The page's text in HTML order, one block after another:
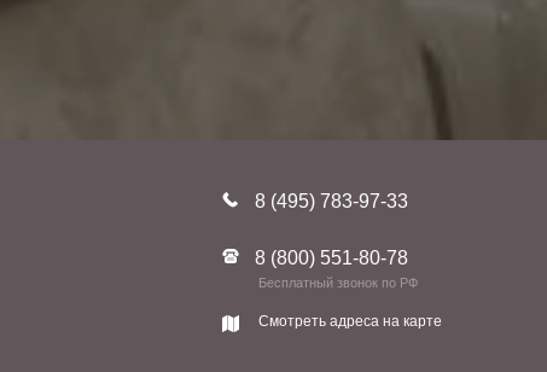
8 (495) 783-97-33
8 (800) 551-80-78
Бесплатный звонок по РФ
Смотреть адреса на карте